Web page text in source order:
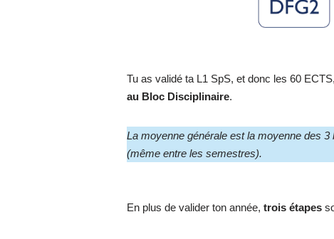
Tu as validé ta L1 SpS, et donc les 60
au Bloc Disciplinaire.
La moyenne générale est la moyenne des
(même entre les semestres).
En plus de valider ton année,trois étapes